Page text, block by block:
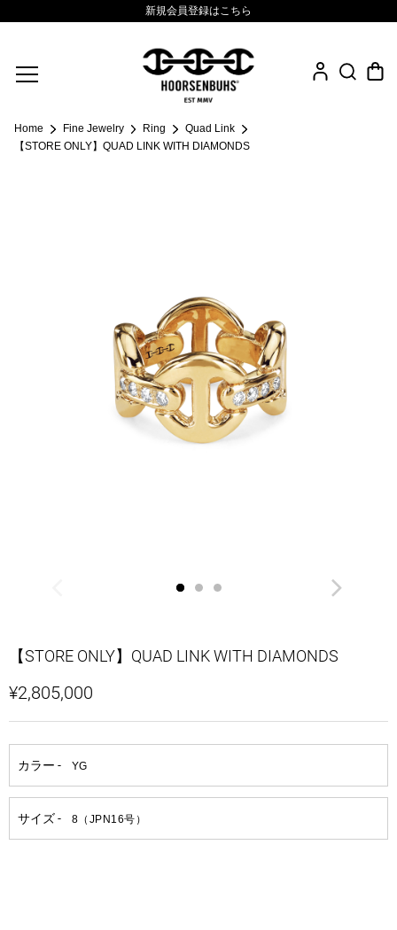
.925 Sterling
新規会員登録はこちら
Home Fine Jewelry Ring
Quad Link
【STORE ONLY】QUAD LINK WITH DIAMONDS
【STORE ONLY】QUAD LINK WITH DIAMONDS
¥2,805,000